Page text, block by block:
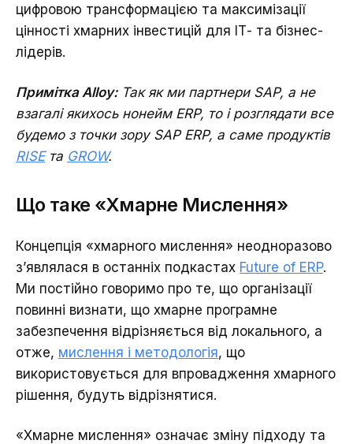
цифровою трансформацією та максимізації
цінності хмарних інвестицій для ІТ- та бізнес-
лідерів.
Примітка Alloy:Так як ми партнери SAP, а не
взагалі якихось нонейм ERP, то і розглядати все
будемо з точки зору SAP ERP, а саме продуктів
RISEта GROW.
Що таке «Хмарне Мислення»
Концепція «хмарного мислення» неодноразово
з’являлася в останніх подкастах Future of ERP.
Ми постійно говоримо про те, що організації
повинні визнати, що хмарне програмне
забезпечення відрізняється від локального, а
отже, мислення і методологія, що
використовується для впровадження хмарного
рішення, будуть відрізнятися.
«Хмарне мислення» означає зміну підходу та